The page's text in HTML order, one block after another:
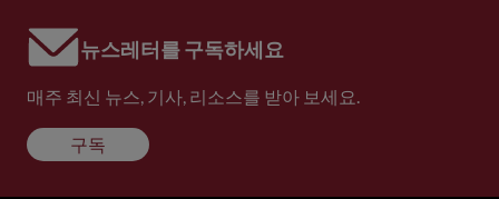
뉴스레터를 구독하세요
매주 최신 뉴스, 기사, 리소스를 받아 보세요.
구독